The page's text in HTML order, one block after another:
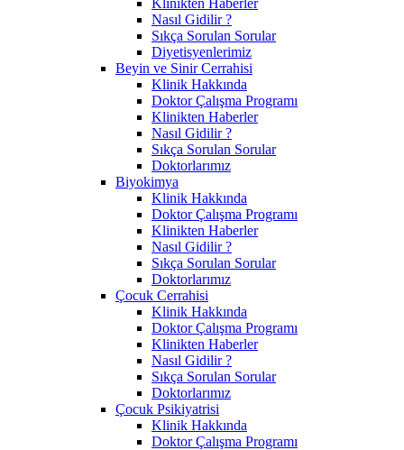
Nasıl Gidilir ?
Sıkça Sorulan Sorular
Diyetisyenlerimiz
Beyin ve Sinir Cerrahisi
Klinik Hakkında
Doktor Çalışma Programı
Klinikten Haberler
Nasıl Gidilir ?
Sıkça Sorulan Sorular
Doktorlarımız
Biyokimya
Klinik Hakkında
Doktor Çalışma Programı
Klinikten Haberler
Nasıl Gidilir ?
Sıkça Sorulan Sorular
Doktorlarımız
Çocuk Cerrahisi
Klinik Hakkında
Doktor Çalışma Programı
Klinikten Haberler
Nasıl Gidilir ?
Sıkça Sorulan Sorular
Doktorlarımız
Çocuk Psikiyatrisi
Klinik Hakkında
Doktor Çalışma Programı